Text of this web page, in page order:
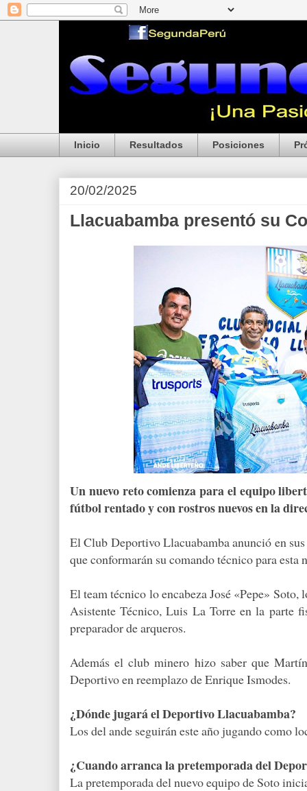
Inicio Resultados Posiciones
20/02/2025
Llacuabamba presentó su
Un nuevo reto comienza para el equipo
fútbol rentado y con rostros nuevos en la
El Club Deportivo Llacuabamba anunció en
que conformarán su comando técnico para esta
El team técnico lo encabeza José «Pepe» Soto,
Asistente Técnico, Luis La Torre en la parte
preparador de arqueros.
Además el club minero hizo saber que
Deportivo en reemplazo de Enrique Ismodes.
¿Dónde jugará el Deportivo Llacuabamba?
Los del ande seguirán este año jugando como
¿Cuando arranca la pretemporada del
La pretemporada del nuevo equipo de Soto